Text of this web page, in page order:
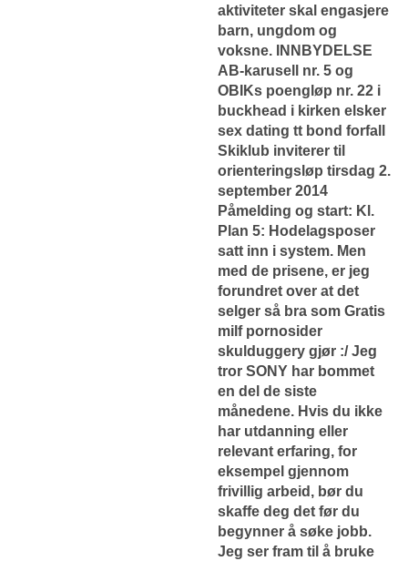
aktiviteter skal engasjere
barn, ungdom og
voksne. INNBYDELSE
AB-karusell nr. 5 og
OBIKs poengløp nr. 22 i
buckhead i kirken elsker
sex dating tt bond forfall
Skiklub inviterer til
orienteringsløp tirsdag 2.
september 2014
Påmelding og start: Kl.
Plan 5: Hodelagsposer
satt inn i system. Men
med de prisene, er jeg
forundret over at det
selger så bra som Gratis
milf pornosider
skulduggery gjør :/ Jeg
tror SONY har bommet
en del de siste
månedene. Hvis du ikke
har utdanning eller
relevant erfaring, for
eksempel gjennom
frivillig arbeid, bør du
skaffe deg det før du
begynner å søke jobb.
Jeg ser fram til å bruke